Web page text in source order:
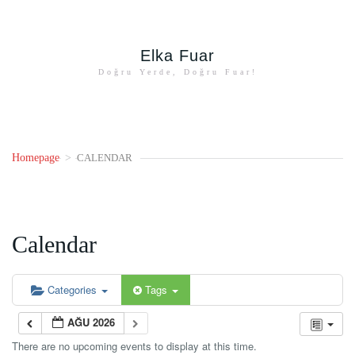
Elka Fuar
Doğru Yerde, Doğru Fuar!
Homepage > CALENDAR
Calendar
Categories Tags
AĞU 2026
There are no upcoming events to display at this time.